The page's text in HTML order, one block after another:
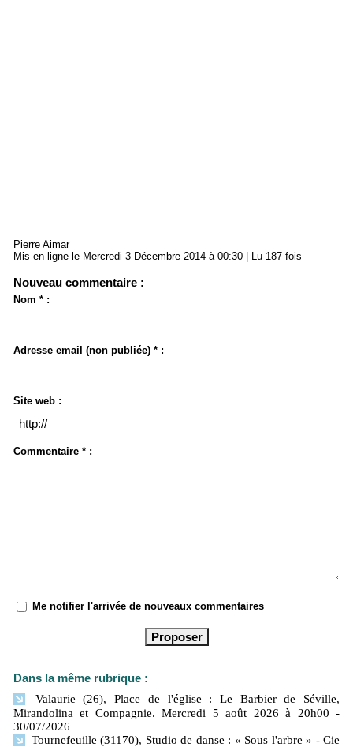
Pierre Aimar
Mis en ligne le Mercredi 3 Décembre 2014 à 00:30 | Lu 187 fois
Nouveau commentaire :
Nom * :
Adresse email (non publiée) * :
Site web :
Commentaire * :
Me notifier l'arrivée de nouveaux commentaires
Dans la même rubrique :
Valaurie (26), Place de l'église : Le Barbier de Séville,
Mirandolina et Compagnie. Mercredi 5 août 2026 à 20h00 -
30/07/2026
Tournefeuille (31170), Studio de danse : « Sous l'arbre » - Cie